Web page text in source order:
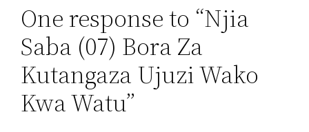
One response to “Njia
Saba (07) Bora Za
Kutangaza Ujuzi Wako
Kwa Watu”